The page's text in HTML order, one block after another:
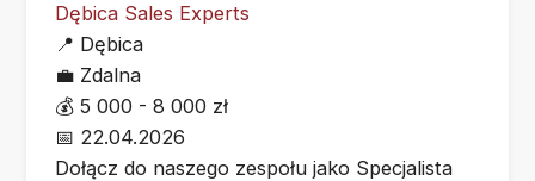
Dębica Sales Experts
📍 Dębica
💼 Zdalna
💰 5 000 - 8 000 zł
📅 22.04.2026
Dołącz do naszego zespołu jako Specjalista